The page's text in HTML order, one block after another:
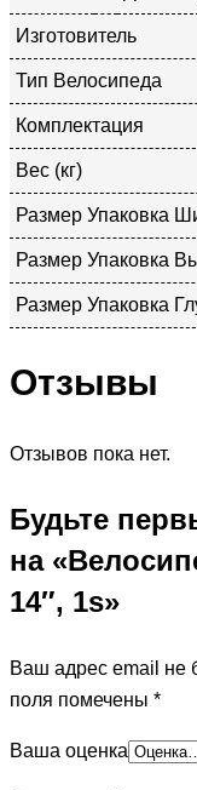
Изготовитель
Тип Велосипеда
Комплектация
Вес (кг)
Размер Упаковка
Размер Упаковка
Размер Упаковка
Отзывы
Отзывов пока нет.
Будьте
на
14″, 1s»
Ваш адрес email не
поля помечены *
Ваша оценка